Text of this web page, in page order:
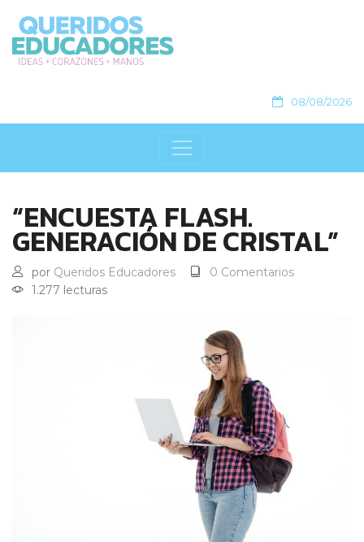
08/08/2026
“ENCUESTA FLASH.
GENERACIÓN DE CRISTAL”
por Queridos Educadores
0 Comentarios
1.277 lecturas